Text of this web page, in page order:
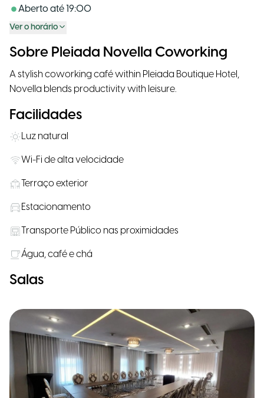
Aberto até 19:00
Ver o horário
Sobre Pleiada Novella Coworking
A stylish coworking café within Pleiada Boutique Hotel,
Novella blends productivity with leisure.
Facilidades
Luz natural
Wi-Fi de alta velocidade
Terraço exterior
Estacionamento
Transporte Público nas proximidades
Água, café e chá
Salas